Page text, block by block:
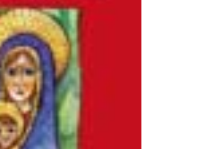
TUTTO